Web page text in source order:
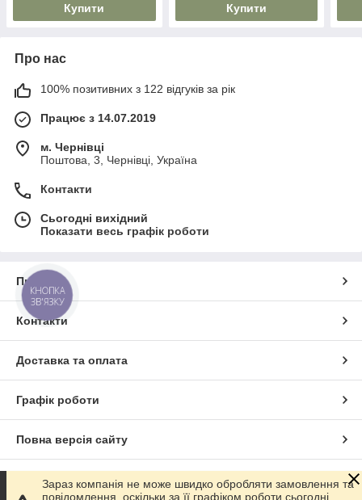
Купити Купити
Про нас
100% позитивних з 122 відгуків за рік
Працює з 14.07.2019
м. Чернівці
Поштова, 3, Чернівці, Україна
Контакти
Сьогодні вихідний
Показати весь графік роботи
Про нас
Контакти
Доставка та оплата
Графік роботи
Повна версія сайту
Сайт створено на маркетплейсі Prom.ua
Зараз компанія не може швидко обробляти замовлення та
повідомлення, оскільки за її графіком роботи сьогодні
КНОПКА
ЗВ'ЯЗКУ